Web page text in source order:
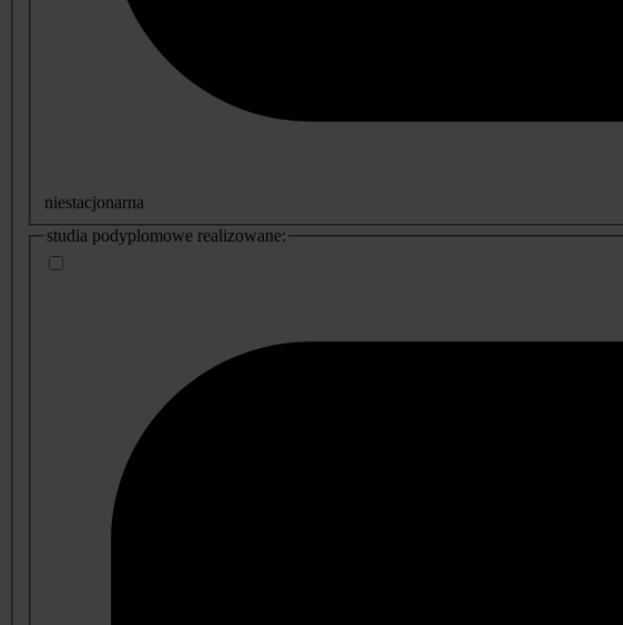
niestacjonarna
studia podyplomowe realizowane: